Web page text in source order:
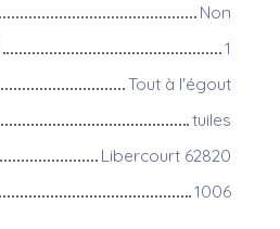
Non
1
Tout à l'égout
tuiles
Libercourt 62820
1006